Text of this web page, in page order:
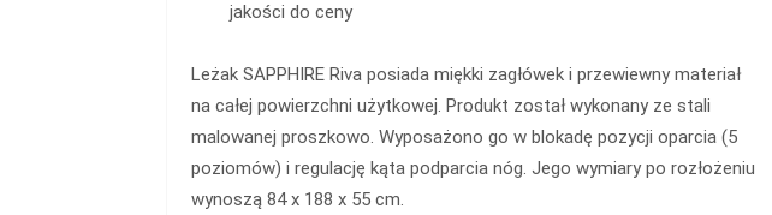
jakości do ceny
Leżak SAPPHIRE Riva posiada miękki zagłówek i przewiewny materiał
na całej powierzchni użytkowej. Produkt został wykonany ze stali
malowanej proszkowo. Wyposażono go w blokadę pozycji oparcia (5
poziomów) i regulację kąta podparcia nóg. Jego wymiary po rozłożeniu
wynoszą 84 x 188 x 55 cm.